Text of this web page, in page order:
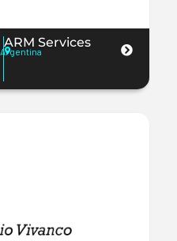
ARM Services
Argentina